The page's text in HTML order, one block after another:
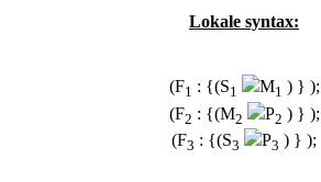
Lokale syntax:
(F1 : {(S1 M1 ) } );
(F2 : {(M2 P2 ) } );
(F3 : {(S3 P3 ) } );